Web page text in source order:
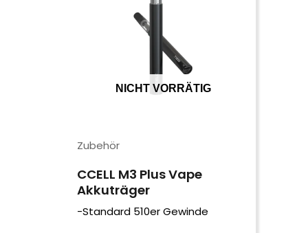
NICHT VORRÄTIG
Zubehör
CCELL M3 Plus Vape
Akkuträger
-Standard 510er Gewinde